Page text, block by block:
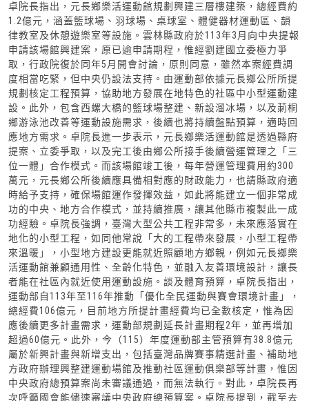
卓院長指出，元長鄉樂活運動館規劃興建三層樓建築，總經費約
1.2億元，涵蓋籃球場、羽球場、桌球室、體健器材運動區、韻
律教室及休憩遊樂室等設施。雲林縣政府於113年3月向中央提報
申請該場館興建案，原已逾申請期程，惟經劉建國立委極力爭
取，行政院復於同年5月開會討論，原則同意，雖然本案經費調
度相當吃緊，但中央仍設法支持。由運動部依據元長鄉公所所提
規劃核定工程預算，協助地方發展在地特色的社區中小型運動建
設。此外，包含西螺大橋的籃球場整建、新設溜冰場，以及莿桐
鄉游泳池改善等運動設施需求，後續也將持續盤點預算，適時回
應地方需求。卓院長進一步表示，元長鄉樂活運動館是透過縣府
提案、立委爭取，以及完工後由鄉公所接手後續營運管理之「三
位一體」合作模式。而該場館竣工後，每年營運管理費用約300
萬元，元長鄉公所後續應具備相對應的財政能力，也請縣政府適
時給予支持，確保場館運作發揮效益，如此將能建立一個非常成
功的中央、地方合作模式，並持續推廣，讓其他縣市複製此一成
功經驗。卓院長強調，臺灣大型公共工程非常多，未來應落實在
地化的小型工程，如同他常說「大的工程帶來發展，小型工程帶
來溫暖」，小型地方建設更能就近照顧地方鄉親，例如元長鄉樂
活運動館兼顧通用性、全齡化特色，並融入友善環境設計，讓長
者能在社區內就近使用運動設施。談及體育預算，卓院長指出，
運動部自113年至116年推動「優化全民運動與賽會環境計畫」，
總經費106億元，目前地方所提計畫經費均已全數核定，惟為因
應後續更多計畫需求，運動部規劃延長計畫期程2年，並再增加
超過60億元。此外，今（115）年度運動部主管預算有38.8億元
屬於新興計畫與新增支出，包括臺灣品牌賽事精選計畫、補助地
方政府辦理興整建運動場館及推動社區運動俱樂部等計畫，惟因
中央政府總預算案尚未審議通過，而無法執行。對此，卓院長再
次呼籲國會能儘速審議中央政府總預算案。卓院長提到，截至去